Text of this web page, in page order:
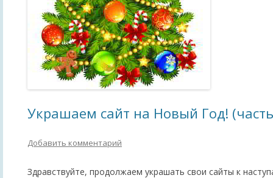
Украшаем сайт на Новый Год!
Добавить комментарий
Здравствуйте, продолжаем украшать свои сайты к